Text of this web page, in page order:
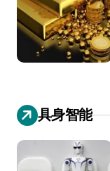
具身智能